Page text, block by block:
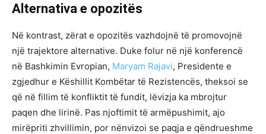
Alternativa e opozitës
Në kontrast, zërat e opozitës vazhdojnë të promovojnë
një trajektore alternative. Duke folur në një konferencë
në Bashkimin Evropian, Maryam Rajavi, Presidente e
zgjedhur e Këshillit Kombëtar të Rezistencës, theksoi se
që në fillim të konfliktit të fundit, lëvizja ka mbrojtur
paqen dhe lirinë. Pas njoftimit të armëpushimit, ajo
mirëpriti zhvillimin, por nënvizoi se paqja e qëndrueshme